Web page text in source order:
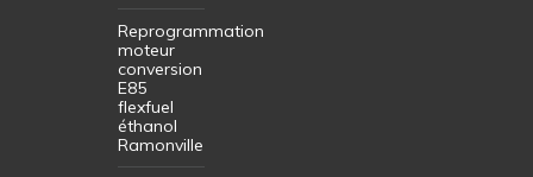
Reprogrammation
moteur
conversion
E85
flexfuel
éthanol
Ramonville